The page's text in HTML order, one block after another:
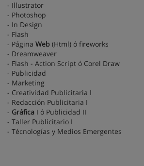
- Illustrator
- Photoshop
- In Design
- Flash
- Página Web (Html) ó fireworks
- Dreamweaver
- Flash - Action Script ó Corel Draw
- Publicidad
- Marketing
- Creatividad Publicitaria I
- Redacción Publicitaria I
- Gráfica I ó Publicidad II
- Taller Publicitario I
- Técnologías y Medios Emergentes